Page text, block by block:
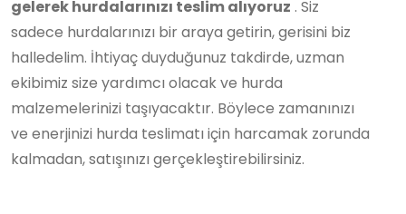
gelerek hurdalarınızı teslim alıyoruz . Siz
sadece hurdalarınızı bir araya getirin, gerisini biz
halledelim. İhtiyaç duyduğunuz takdirde, uzman
ekibimiz size yardımcı olacak ve hurda
malzemelerinizi taşıyacaktır. Böylece zamanınızı
ve enerjinizi hurda teslimatı için harcamak zorunda
kalmadan, satışınızı gerçekleştirebilirsiniz.